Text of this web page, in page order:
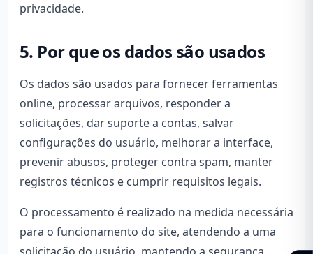
privacidade.
5. Por que os dados são usados
Os dados são usados para fornecer ferramentas
online, processar arquivos, responder a
solicitações, dar suporte a contas, salvar
configurações do usuário, melhorar a interface,
prevenir abusos, proteger contra spam, manter
registros técnicos e cumprir requisitos legais.
O processamento é realizado na medida necessária
para o funcionamento do site, atendendo a uma